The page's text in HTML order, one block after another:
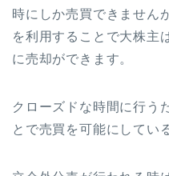
時にしか売買できません
を利用することで大株主
に売却ができます。
クローズドな時間に行う
とで売買を可能にしてい